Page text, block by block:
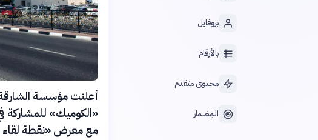
بروفايل
بالأرقام
محتوى متقدم
المِضمار
«الكوميك» للمشاركة
مع معرض «نقطة لقاء 2026».